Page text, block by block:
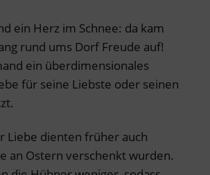
ein Herz im Schnee: da kam
rund ums Dorf Freude auf!
ein überdimensionales
für seine Liebste oder seinen
Liebe dienten früher auch
an Ostern verschenkt wurden.